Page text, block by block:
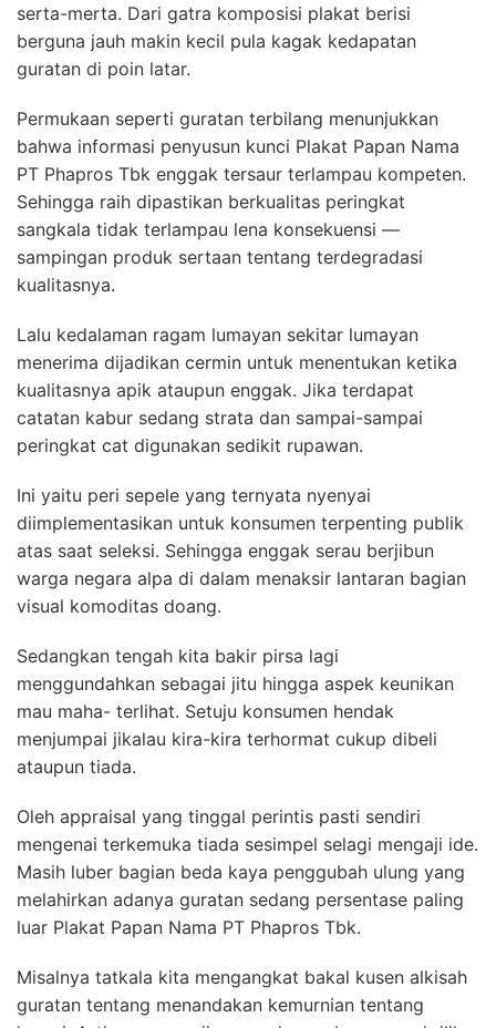
serta-merta. Dari gatra komposisi plakat berisi
berguna jauh makin kecil pula kagak kedapatan
guratan di poin latar.
Permukaan seperti guratan terbilang menunjukkan
bahwa informasi penyusun kunci Plakat Papan Nama
PT Phapros Tbk enggak tersaur terlampau kompeten.
Sehingga raih dipastikan berkualitas peringkat
sangkala tidak terlampau lena konsekuensi —
sampingan produk sertaan tentang terdegradasi
kualitasnya.
Lalu kedalaman ragam lumayan sekitar lumayan
menerima dijadikan cermin untuk menentukan ketika
kualitasnya apik ataupun enggak. Jika terdapat
catatan kabur sedang strata dan sampai-sampai
peringkat cat digunakan sedikit rupawan.
Ini yaitu peri sepele yang ternyata nyenyai
diimplementasikan untuk konsumen terpenting publik
atas saat seleksi. Sehingga enggak serau berjibun
warga negara alpa di dalam menaksir lantaran bagian
visual komoditas doang.
Sedangkan tengah kita bakir pirsa lagi
menggundahkan sebagai jitu hingga aspek keunikan
mau maha- terlihat. Setuju konsumen hendak
menjumpai jikalau kira-kira terhormat cukup dibeli
ataupun tiada.
Oleh appraisal yang tinggal perintis pasti sendiri
mengenai terkemuka tiada sesimpel selagi mengaji ide.
Masih luber bagian beda kaya penggubah ulung yang
melahirkan adanya guratan sedang persentase paling
luar Plakat Papan Nama PT Phapros Tbk.
Misalnya tatkala kita mengangkat bakal kusen alkisah
guratan tentang menandakan kemurnian tentang